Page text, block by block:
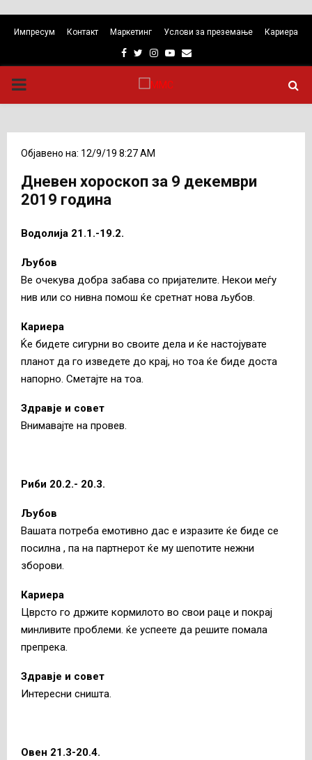
Импресум Контакт Маркетинг Услови за преземање Кариера
Facebook
TwitterInstagram
Youtube
Email
PRIMARY
Објавено на: 12/9/19 8:27 AM
Дневен хороскоп за 9 декември
2019 година
Водолија 21.1.-19.2.
Љубов
Ве очекува добра забава со пријателите. Некои меѓу
нив или со нивна помош ќе сретнат нова љубов.
Кариера
Ќе бидете сигурни во своите дела и ќе настојувате
планот да го изведете до крај, но тоа ќе биде доста
напорно. Сметајте на тоа.
Здравје и совет
Внимавајте на провев.
Риби 20.2.- 20.3.
Љубов
Вашата потреба емотивно дас е изразите ќе биде се
посилна , па на партнерот ќе му шепотите нежни
зборови.
Кариера
Цврсто го држите кормилото во свои раце и покрај
минливите проблеми. ќе успеете да решите помала
препрека.
Здравје и совет
Интересни сништа.
Овен 21.3-20.4.